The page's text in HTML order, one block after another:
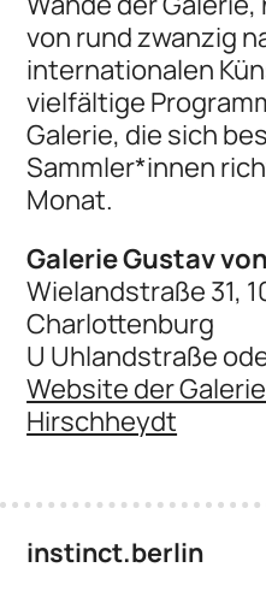
von rund zwanzig
internationalen
vielfältige
Galerie, die sich
Sammler*innen
Monat.
Galerie Gustav
Wielandstraße 31,
Charlottenburg
U Uhlandstraße
Website der
Hirschheydt
instinct.berlin